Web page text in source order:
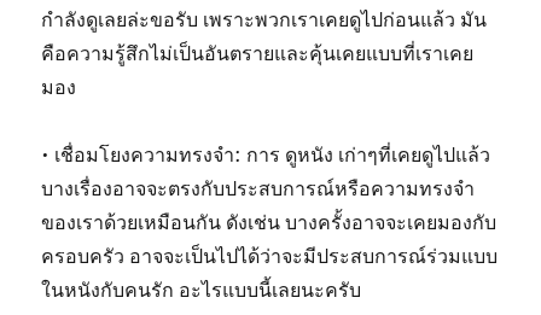
กำลังดูเลยล่ะขอรับ เพราะพวกเราเคยดูไปก่อนแล้ว มัน
คือความรู้สึกไม่เป็นอันตรายและคุ้นเคยแบบที่เราเคย
มอง
• เชื่อมโยงความทรงจำ: การ ดูหนัง เก่าๆที่เคยดูไปแล้ว
บางเรื่องอาจจะตรงกับประสบการณ์หรือความทรงจำ
ของเราด้วยเหมือนกัน ดังเช่น บางครั้งอาจจะเคยมองกับ
ครอบครัว อาจจะเป็นไปได้ว่าจะมีประสบการณ์ร่วมแบบ
ในหนังกับคนรัก อะไรแบบนี้เลยนะครับ